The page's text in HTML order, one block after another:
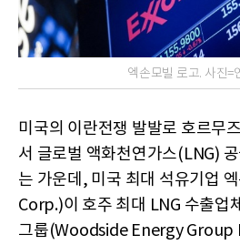
엑손모빌 로고. 사진=
미국의 이란전쟁 발발로 호르무
서 글로벌 액화천연가스(LNG)
는 가운데, 미국 최대 석유기업
Corp.)이 호주 최대 LNG 수출업
그룹(Woodside Energy Group